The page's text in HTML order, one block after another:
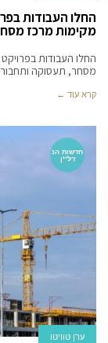
החלו העבודות
מקימות מרכז
החלו העבודות
מסחר, תעסוקה ותחבורה
קרא עוד ←
חדשות הנ
דל''ן
ערן טוויטו